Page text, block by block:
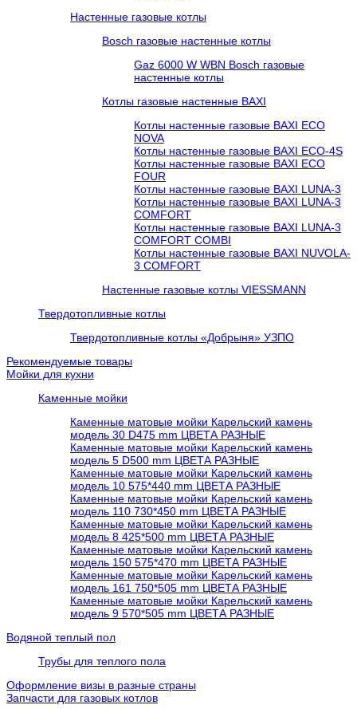
Настенные газовые котлы
Bosch газовые настенные котлы
Gaz 6000 W WBN Bosch газовые
настенные котлы
Котлы газовые настенные BAXI
Котлы настенные газовые BAXI ECO
NOVA
Котлы настенные газовые BAXI ECO-4S
Котлы настенные газовые BAXI ECO
FOUR
Котлы настенные газовые BAXI LUNA-3
Котлы настенные газовые BAXI LUNA-3
COMFORT
Котлы настенные газовые BAXI LUNA-3
COMFORT COMBI
Котлы настенные газовые BAXI NUVOLA-
3 COMFORT
Настенные газовые котлы VIESSMANN
Твердотопливные котлы
Твердотопливные котлы «Добрыня» УЗПО
Рекомендуемые товары
Мойки для кухни
Каменные мойки
Каменные матовые мойки Карельский камень
модель 30 D475 mm ЦВЕТА РАЗНЫЕ
Каменные матовые мойки Карельский камень
модель 5 D500 mm ЦВЕТА РАЗНЫЕ
Каменные матовые мойки Карельский камень
модель 10 575*440 mm ЦВЕТА РАЗНЫЕ
Каменные матовые мойки Карельский камень
модель 110 730*450 mm ЦВЕТА РАЗНЫЕ
Каменные матовые мойки Карельский камень
модель 8 425*500 mm ЦВЕТА РАЗНЫЕ
Каменные матовые мойки Карельский камень
модель 150 575*470 mm ЦВЕТА РАЗНЫЕ
Каменные матовые мойки Карельский камень
модель 161 750*505 mm ЦВЕТА РАЗНЫЕ
Каменные матовые мойки Карельский камень
модель 9 570*505 mm ЦВЕТА РАЗНЫЕ
Водяной теплый пол
Трубы для теплого пола
Оформление визы в разные страны
Запчасти для газовых котлов